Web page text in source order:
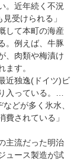
。近年続く不況
受けられる」
して本町の海産
。例えば、牛豚
、肉類や梅漬け
す。
近独逸(ドイツ)ビ
入っている。…
どが多く氷水、
されている」
主流だった明治
ュース製造が試